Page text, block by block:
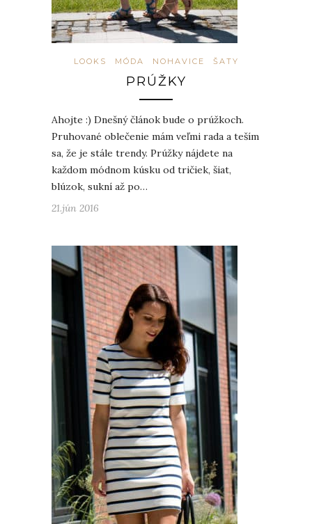
LOOKS MÓDA NOHAVICE ŠATY
PRÚŽKY
Ahojte :) Dnešný článok bude o prúžkoch.
Pruhované oblečenie mám veľmi rada a teším
sa, že je stále trendy. Prúžky nájdete na
každom módnom kúsku od tričiek, šiat,
blúzok, sukní až po…
21.jún 2016